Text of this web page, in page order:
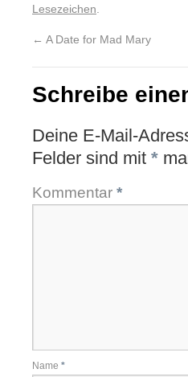
Lesezeichen
← A Date for Mad Mary
Schreibe
Deine E-Mail-
Felder sind mit *
Kommentar *
Name *